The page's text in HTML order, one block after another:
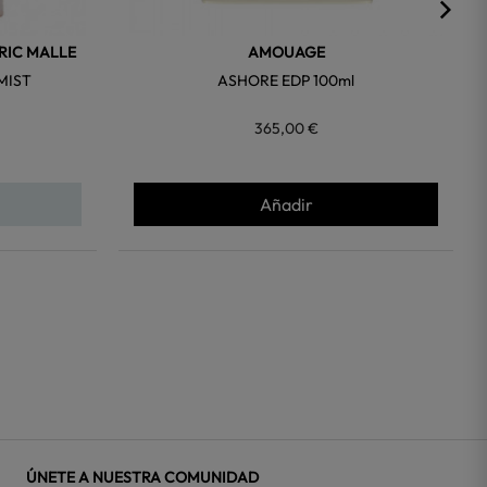
MALLE
AMOUAGE
ASHORE EDP 100ml
365,00 €
Añadir
ÚNETE A NUESTRA COMUNIDAD